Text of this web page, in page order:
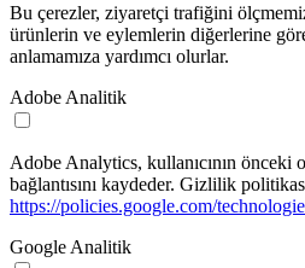
Bu çerezler, ziyaretçi trafiğini
ürünlerin ve eylemlerin diğerlerine
anlamamıza yardımcı olurlar.
Adobe Analitik
Adobe Analytics, kullanıcının önceki
bağlantısını kaydeder. Gizlilik
https://policies.google.com/
Google Analitik